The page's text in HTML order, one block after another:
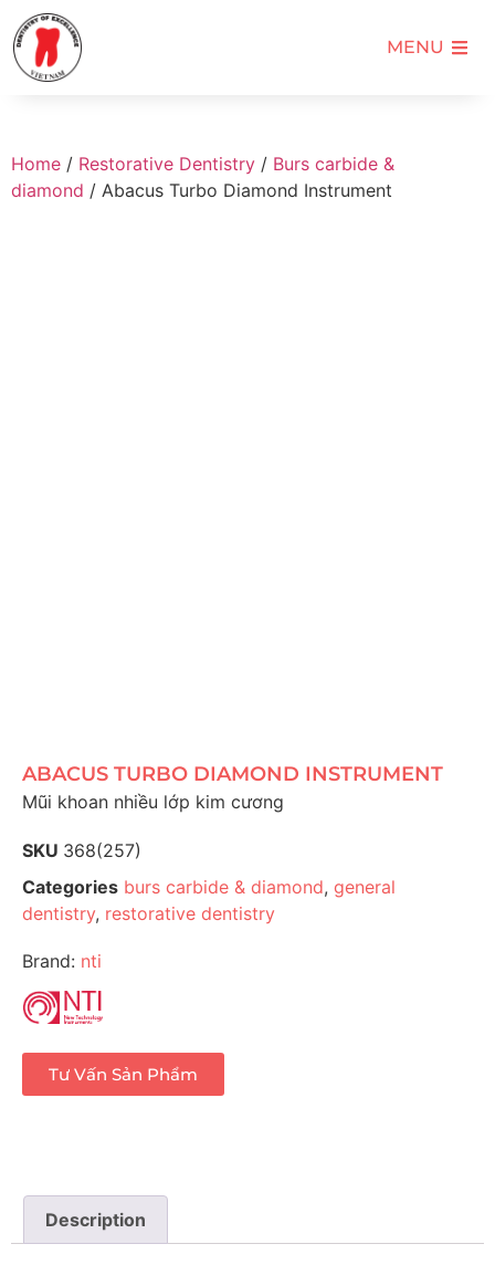
MENU
Home / Restorative Dentistry / Burs carbide &
diamond / Abacus Turbo Diamond Instrument
ABACUS TURBO DIAMOND INSTRUMENT
Mũi khoan nhiều lớp kim cương
SKU 368(257)
Categories burs carbide & diamond, general
dentistry, restorative dentistry
Brand: nti
Tư Vấn Sản Phẩm
Description